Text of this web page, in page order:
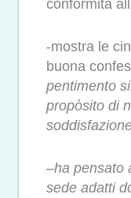
conformità
-mostra le
buona
pentimento
propòsito di
–ha pensato
sede adatti